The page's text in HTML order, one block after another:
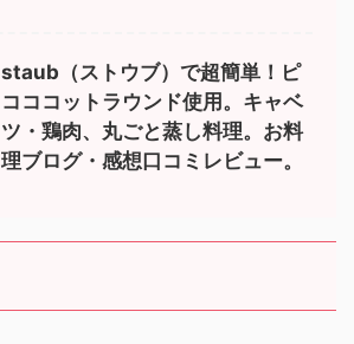
staub（ストウブ）で超簡単！ピ
コココットラウンド使用。キャベ
ツ・鶏肉、丸ごと蒸し料理。お料
理ブログ・感想口コミレビュー。